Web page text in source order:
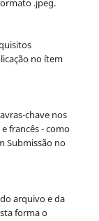
.jpeg.
no ítem
chave nos
francês - como
Submissão no
arquivo e da
forma o